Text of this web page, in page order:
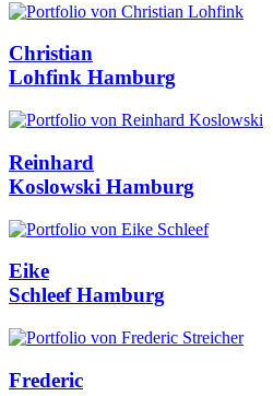
Christian
Lohfink Hamburg
Reinhard
Koslowski Hamburg
Eike
SchleefHamburg
Frederic